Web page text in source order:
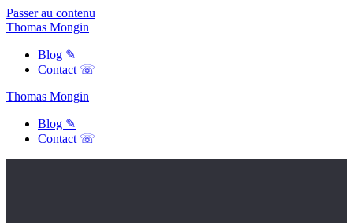
Passer au contenu
Thomas Mongin
Blog ✎
Contact ☏
Thomas Mongin
Blog ✎
Contact ☏